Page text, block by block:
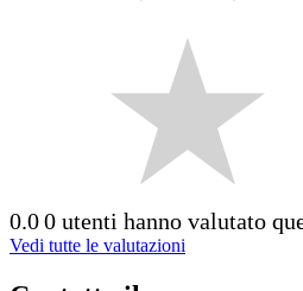
0.00 utenti hanno valutato
Vedi tutte le valutazioni